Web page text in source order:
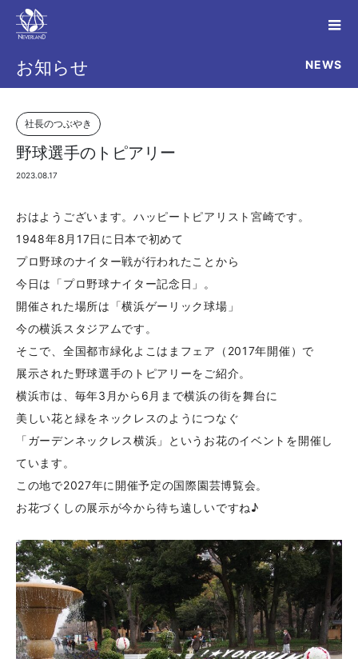
お知らせ NEWS
社長のつぶやき
野球選手のトピアリー
2023.08.17
おはようございます。ハッピートピアリスト宮崎です。
1948年8月17日に日本で初めて
プロ野球のナイター戦が行われたことから
今日は「プロ野球ナイター記念日」。
開催された場所は「横浜ゲーリック球場」
今の横浜スタジアムです。
そこで、全国都市緑化よこはまフェア（2017年開催）で
展示された野球選手のトピアリーをご紹介。
横浜市は、毎年3月から6月まで横浜の街を舞台に
美しい花と緑をネックレスのようにつなぐ
「ガーデンネックレス横浜」というお花のイベントを開催し
ています。
この地で2027年に開催予定の国際園芸博覧会。
お花づくしの展示が今から待ち遠しいですね♪